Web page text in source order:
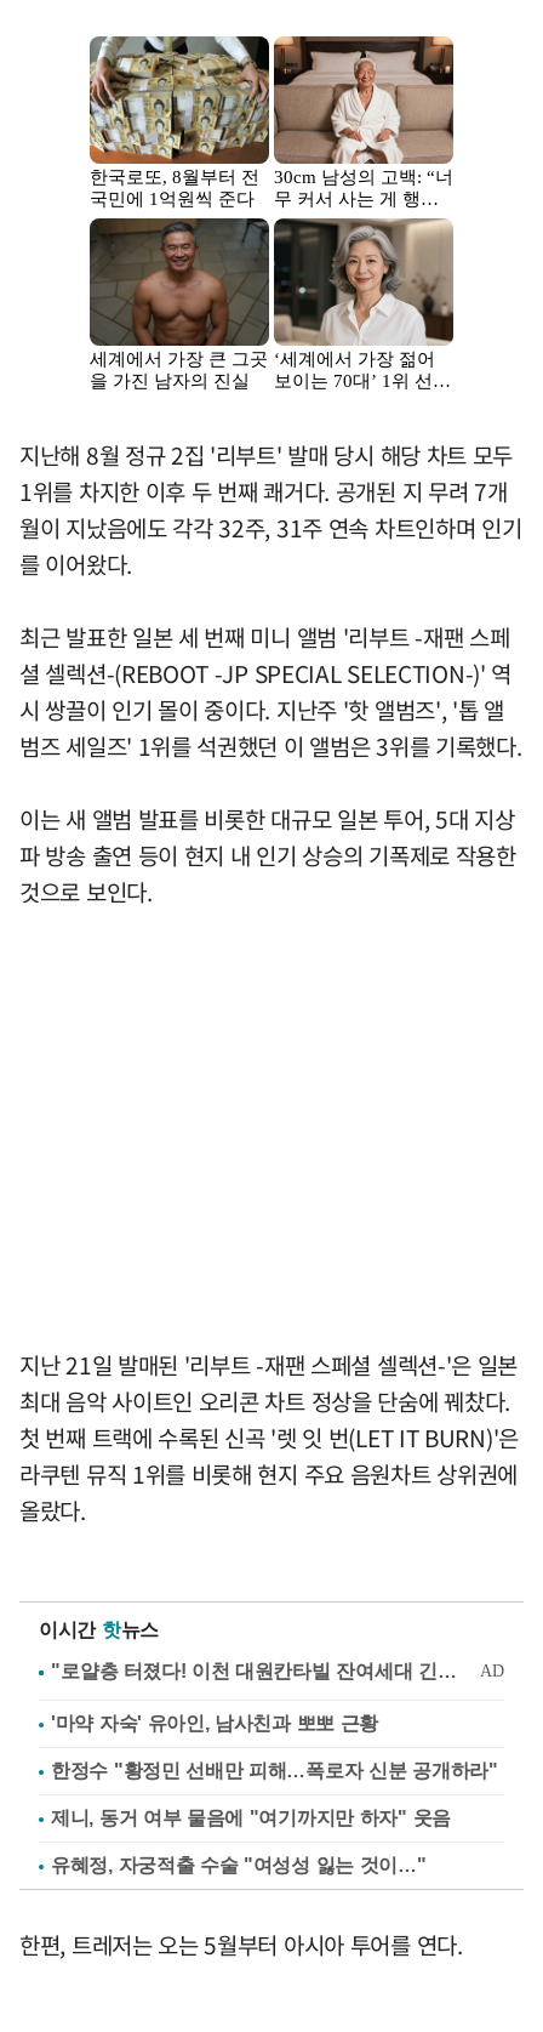
지난해 8월 정규 2집 '리부트' 발매 당시 해당 차트 모두
1위를 차지한 이후 두 번째 쾌거다. 공개된 지 무려 7개
월이 지났음에도 각각 32주, 31주 연속 차트인하며 인기
를 이어왔다.
최근 발표한 일본 세 번째 미니 앨범 '리부트 -재팬 스페
셜 셀렉션-(REBOOT -JP SPECIAL SELECTION-)' 역
시 쌍끌이 인기 몰이 중이다. 지난주 '핫 앨범즈', '톱 앨
범즈 세일즈' 1위를 석권했던 이 앨범은 3위를 기록했다.
이는 새 앨범 발표를 비롯한 대규모 일본 투어, 5대 지상
파 방송 출연 등이 현지 내 인기 상승의 기폭제로 작용한
것으로 보인다.
지난 21일 발매된 '리부트 -재팬 스페셜 셀렉션-'은 일본
최대 음악 사이트인 오리콘 차트 정상을 단숨에 꿰찼다.
첫 번째 트랙에 수록된 신곡 '렛 잇 번(LET IT BURN)'은
라쿠텐 뮤직 1위를 비롯해 현지 주요 음원차트 상위권에
올랐다.
이시간 핫뉴스
'마약 자숙' 유아인, 남사친과 뽀뽀 근황
한정수 "황정민 선배만 피해…폭로자 신분 공개하라"
제니, 동거 여부 물음에 "여기까지만 하자" 웃음
유혜정, 자궁적출 수술 "여성성 잃는 것이…"
한편, 트레저는 오는 5월부터 아시아 투어를 연다.